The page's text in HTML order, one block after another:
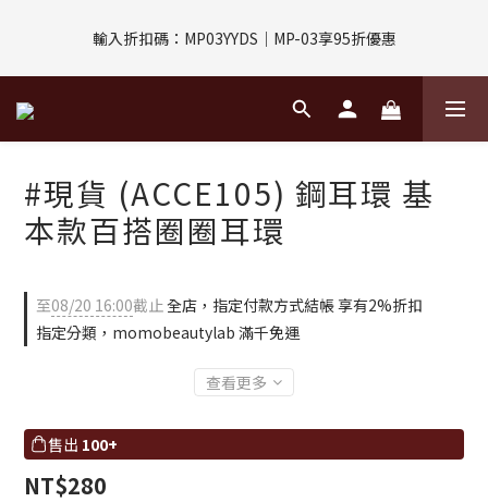
金
輸入折扣碼：MP03YYDS｜MP-03享95折優惠
指定付款方式｜即享2%回饋(信用卡、APPLE PAY、LINE PAY)
評價回饋｜訂單完成後7天內填寫5字以上評價，即可獲得$30購物
金
#現貨 (ACCE105) 鋼耳環 基
本款百搭圈圈耳環
至08/20 16:00截止全店，指定付款方式結帳 享有2%折扣
指定分類，momobeautylab 滿千免運
查看更多
售出 100+
NT$280